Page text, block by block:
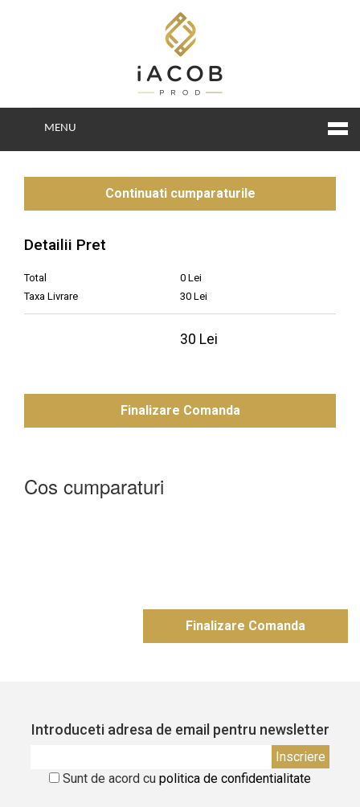
MENU
Continuati cumparaturile
Detailii Pret
Total
0 Lei
Taxa Livrare
30 Lei
30 Lei
Finalizare Comanda
Cos cumparaturi
Finalizare Comanda
Introduceti adresa de email pentru newsletter
Sunt de acord cu politica de confidentialitate